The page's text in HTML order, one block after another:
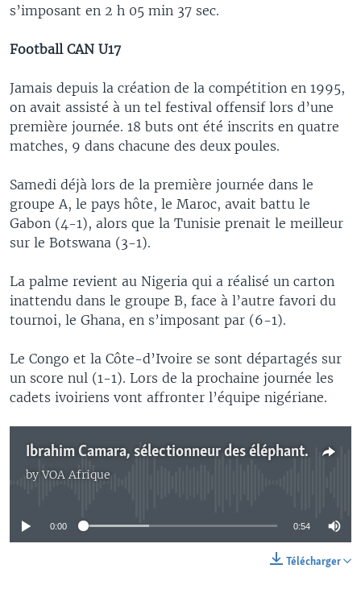
s’imposant en 2 h 05 min 37 sec.
Football CAN U17
Jamais depuis la création de la compétition en 1995,
on avait assisté à un tel festival offensif lors d’une
première journée. 18 buts ont été inscrits en quatre
matches, 9 dans chacune des deux poules.
Samedi déjà lors de la première journée dans le
groupe A, le pays hôte, le Maroc, avait battu le
Gabon (4-1), alors que la Tunisie prenait le meilleur
sur le Botswana (3-1).
La palme revient au Nigeria qui a réalisé un carton
inattendu dans le groupe B, face à l’autre favori du
tournoi, le Ghana, en s’imposant par (6-1).
Le Congo et la Côte-d’Ivoire se sont départagés sur
un score nul (1-1). Lors de la prochaine journée les
cadets ivoiriens vont affronter l’équipe nigériane.
Ibrahim Camara, sélectionneur des éléphants cadets
byVOA Afrique
No media source currently available
0:00 0:54
Télécharger